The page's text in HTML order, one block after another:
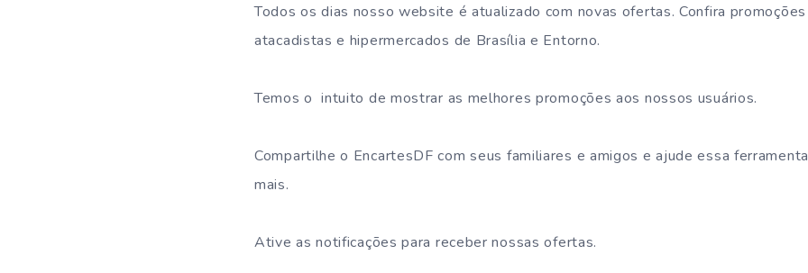
Todos os dias nosso website é atualizado com novas ofertas. Confira
atacadistas e hipermercados de Brasília e Entorno.
Temos o intuito de mostrar as melhores promoções aos nossos usuários.
Compartilhe o EncartesDF com seus familiares e amigos e ajude essa
mais.
Ative as notificações para receber nossas ofertas.